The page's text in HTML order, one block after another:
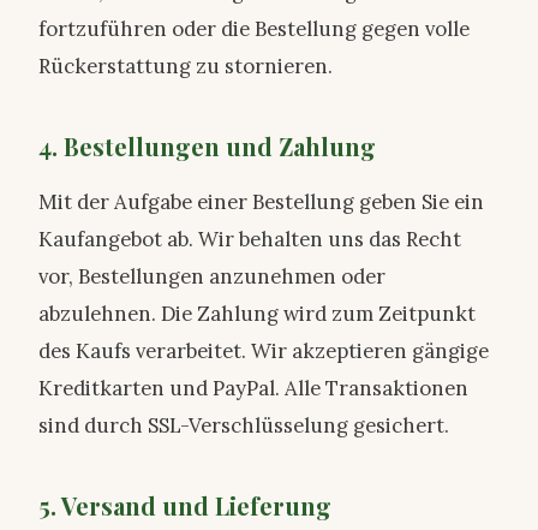
fortzuführen oder die Bestellung gegen volle
Rückerstattung zu stornieren.
4. Bestellungen und Zahlung
Mit der Aufgabe einer Bestellung geben Sie ein
Kaufangebot ab. Wir behalten uns das Recht
vor, Bestellungen anzunehmen oder
abzulehnen. Die Zahlung wird zum Zeitpunkt
des Kaufs verarbeitet. Wir akzeptieren gängige
Kreditkarten und PayPal. Alle Transaktionen
sind durch SSL-Verschlüsselung gesichert.
5. Versand und Lieferung